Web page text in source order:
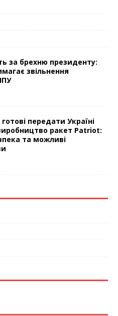
за брехню президенту:
звільнення
передати Україні
ракет Patriot:
та можливі